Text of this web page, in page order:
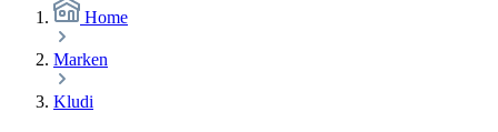
Home
Marken
Kludi